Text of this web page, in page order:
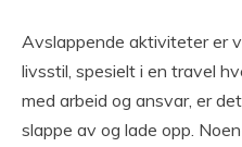
Avslappende aktiviteter er
livsstil, spesielt i en travel
med arbeid og ansvar, er
slappe av og lade opp.